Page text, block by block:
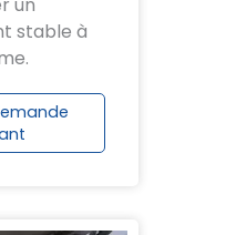
stable à